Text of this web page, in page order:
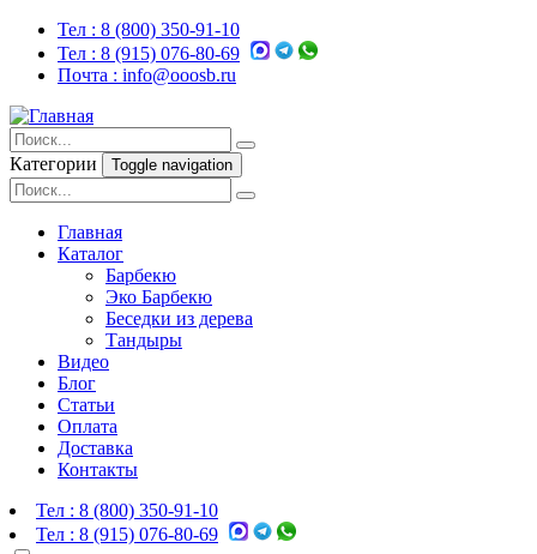
Тел : 8 (800) 350-91-10
Тел : 8 (915) 076-80-69
Почта : info@ooosb.ru
Категории Toggle navigation
Главная
Каталог
Барбекю
Эко Барбекю
Беседки из дерева
Тандыры
Видео
Блог
Статьи
Оплата
Доставка
Контакты
Тел : 8 (800) 350-91-10
Тел : 8 (915) 076-80-69